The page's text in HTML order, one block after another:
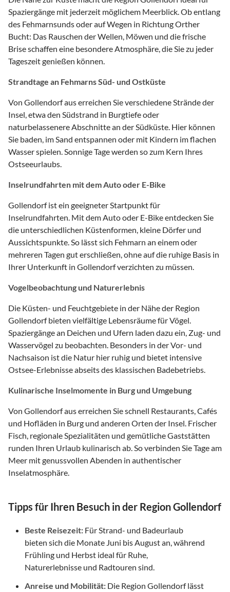
Spaziergänge mit jederzeit möglichem Meerblick. Ob entlang
des Fehmarnsunds oder auf Wegen in Richtung Orther
Bucht: Das Rauschen der Wellen, Möwen und die frische
Brise schaffen eine besondere Atmosphäre, die Sie zu jeder
Tageszeit genießen können.
Strandtage an Fehmarns Süd- und Ostküste
Von Gollendorf aus erreichen Sie verschiedene Strände der
Insel, etwa den Südstrand in Burgtiefe oder
naturbelassenere Abschnitte an der Südküste. Hier können
Sie baden, im Sand entspannen oder mit Kindern im flachen
Wasser spielen. Sonnige Tage werden so zum Kern Ihres
Ostseeurlaubs.
Inselrundfahrten mit dem Auto oder E-Bike
Gollendorf ist ein geeigneter Startpunkt für
Inselrundfahrten. Mit dem Auto oder E-Bike entdecken Sie
die unterschiedlichen Küstenformen, kleine Dörfer und
Aussichtspunkte. So lässt sich Fehmarn an einem oder
mehreren Tagen gut erschließen, ohne auf die ruhige Basis in
Ihrer Unterkunft in Gollendorf verzichten zu müssen.
Vogelbeobachtung und Naturerlebnis
Die Küsten- und Feuchtgebiete in der Nähe der Region
Gollendorf bieten vielfältige Lebensräume für Vögel.
Spaziergänge an Deichen und Ufern laden dazu ein, Zug- und
Wasservögel zu beobachten. Besonders in der Vor- und
Nachsaison ist die Natur hier ruhig und bietet intensive
Ostsee-Erlebnisse abseits des klassischen Badebetriebs.
Kulinarische Inselmomente in Burg und Umgebung
Von Gollendorf aus erreichen Sie schnell Restaurants, Cafés
und Hofläden in Burg und anderen Orten der Insel. Frischer
Fisch, regionale Spezialitäten und gemütliche Gaststätten
runden Ihren Urlaub kulinarisch ab. So verbinden Sie Tage am
Meer mit genussvollen Abenden in authentischer
Inselatmosphäre.
Tipps für Ihren Besuch in der Region Gollendorf
Beste Reisezeit: Für Strand- und Badeurlaub
bieten sich die Monate Juni bis August an, während
Frühling und Herbst ideal für Ruhe,
Naturerlebnisse und Radtouren sind.
Anreise und Mobilität: Die Region Gollendorf lässt